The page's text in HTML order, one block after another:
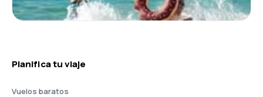
Planifica tu viaje
Vuelos baratos